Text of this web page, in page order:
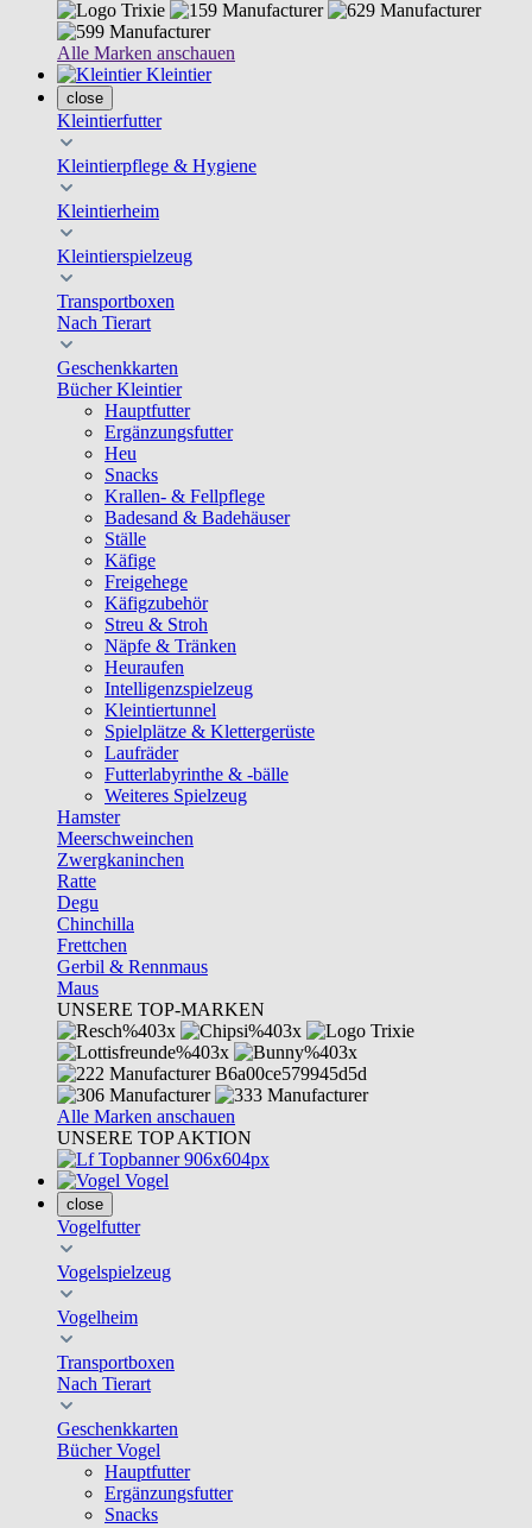
Alle Marken anschauen
Kleintier
close
Kleintierfutter
Kleintierpflege & Hygiene
Kleintierheim
Kleintierspielzeug
Transportboxen
Nach Tierart
Geschenkkarten
Bücher Kleintier
Hauptfutter
Ergänzungsfutter
Heu
Snacks
Krallen- & Fellpflege
Badesand & Badehäuser
Ställe
Käfige
Freigehege
Käfigzubehör
Streu & Stroh
Näpfe & Tränken
Heuraufen
Intelligenzspielzeug
Kleintiertunnel
Spielplätze & Klettergerüste
Laufräder
Futterlabyrinthe & -bälle
Weiteres Spielzeug
Hamster
Meerschweinchen
Zwergkaninchen
Ratte
Degu
Chinchilla
Frettchen
Gerbil & Rennmaus
Maus
UNSERE TOP-MARKEN
Alle Marken anschauen
UNSERE TOP AKTION
Vogel
close
Vogelfutter
Vogelspielzeug
Vogelheim
Transportboxen
Nach Tierart
Geschenkkarten
Bücher Vogel
Hauptfutter
Ergänzungsfutter
Snacks